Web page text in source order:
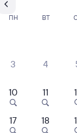
ПН ВТ
3 4
10 11
17 18